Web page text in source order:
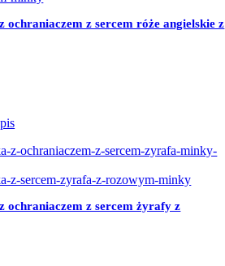
ochraniaczem z sercem róże angielskie z
ochraniaczem z sercem żyrafy z